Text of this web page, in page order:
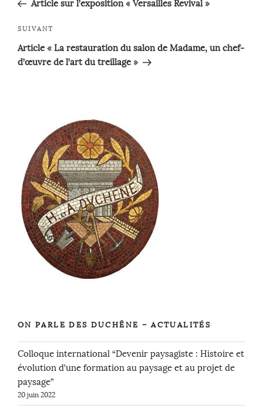
l’article
Article sur l’exposition « Versailles Revival »
Article
suivant
SUIVANT
Article « La restauration du salon de Madame, un chef-
d’œuvre de l’art du treillage »
ON PARLE DES DUCHÊNE – ACTUALITÉS
Colloque international “Devenir paysagiste : Histoire et
évolution d’une formation au paysage et au projet de
paysage”
20 juin 2022